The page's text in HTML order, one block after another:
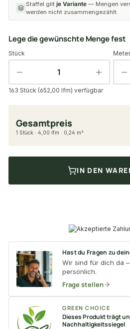
Staffel gilt je Variante — Mengen
werden nicht zusammengezählt.
Lege die gewünschte Menge fest
Stück
163 Stück (652,00 lfm) verfügbar
Gesamtpreis
1 Stück · 4,00 lfm · 0,24 m²
IN DEN
Hast du Fragen zu
Wir sind für dich da
persönlich.
Frage stellen
GREEN CHOICE
Dieses Produkt trägt
Nachhaltigkeitssiegel